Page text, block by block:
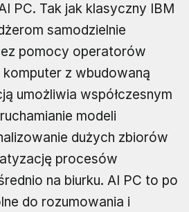
PC. Tak jak klasyczny IBM
samodzielnie
pomocy operatorów
komputer z wbudowaną
umożliwia współczesnym
modeli
dużych zbiorów
procesów
na biurku. AI PC to po
do rozumowania i